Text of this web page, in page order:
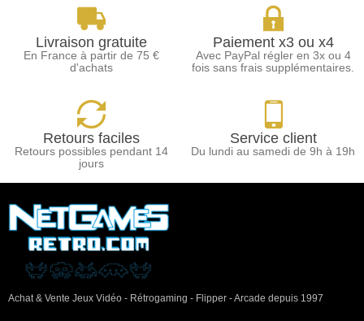
Livraison gratuite
En France à partir de 75 €
d'achats
Paiement x3 ou x4
Avec PayPal régler en 3x ou 4
fois sans frais supplémentaires.
Retours faciles
Retours possibles pendant 14
jours
Service client
Du lundi au samedi de 9h à 19h
Achat & Vente Jeux Vidéo - Rétrogaming - Flipper - Arcade depuis 1997